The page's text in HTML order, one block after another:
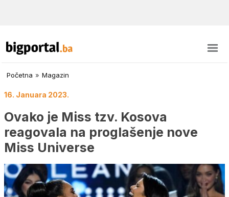
Početna » Magazin
16. Januara 2023.
Ovako je Miss tzv. Kosova
reagovala na proglašenje nove
Miss Universe